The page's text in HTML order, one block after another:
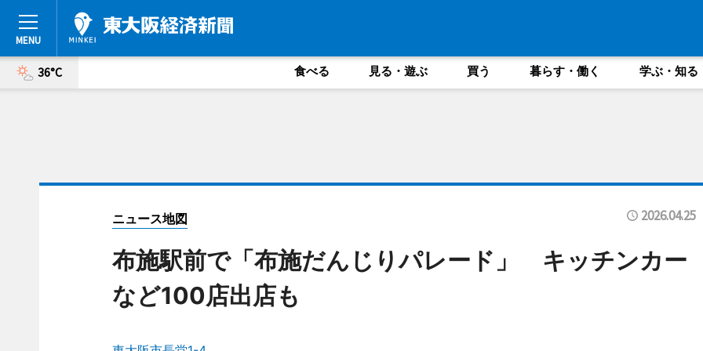
36°C 食べる 見る・遊ぶ 買う 暮らす・働く 学ぶ・知る
ニュース地図 2026.04.25
布施駅前で「布施だんじりパレード」 キッチンカー
など100店出店も